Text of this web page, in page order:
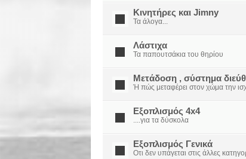
Κινητήρες και Jimny
Τα άλογα...
Λάστιχα
Τα παπουτσάκια του θηρίου
Μετάδοση , σύστημα
Ή πώς μεταφέρει στον χώμα την
Εξοπλισμός 4x4
....για τα δύσκολα
Εξοπλισμός Γενικά
Οτι δεν υπάγεται στις άλλες